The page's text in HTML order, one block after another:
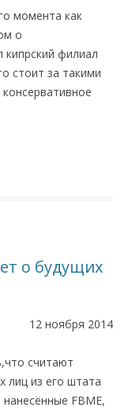
момента как
о
кипрский филиал
стоит за такими
о будущих
12 ноября 2014
считают
лиц из его штата
FBME,